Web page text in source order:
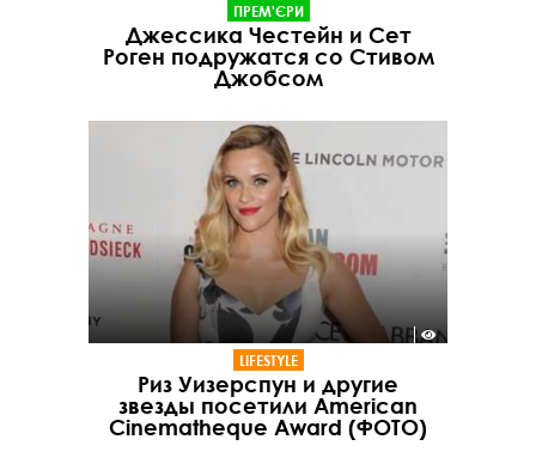
ПРЕМ'ЄРИ
Джессика Честейн и Сет
Роген подружатся со Стивом
Джобсом
LIFESTYLE
Риз Уизерспун и другие
звезды посетили American
Cinematheque Award (ФОТО)